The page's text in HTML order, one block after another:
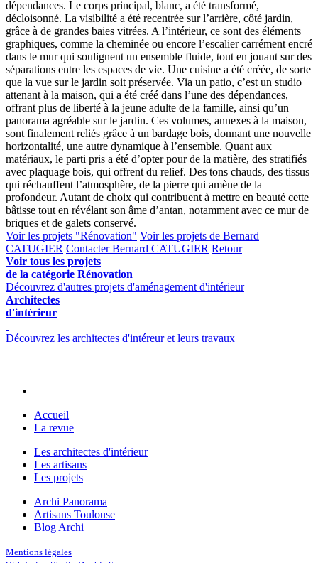
dépendances. Le corps principal, blanc, a été transformé,
décloisonné. La visibilité a été recentrée sur l’arrière, côté jardin,
grâce à de grandes baies vitrées. A l’intérieur, ce sont des éléments
graphiques, comme la cheminée ou encore l’escalier carrément encré
dans le mur qui soulignent un ensemble fluide, tout en jouant sur des
séparations entre les espaces de vie. Une cuisine a été créée, de sorte
que la vue sur le jardin soit préservée. Via un patio, c’est un studio
attenant à la maison, qui a été créé dans l’une des dépendances,
offrant plus de liberté à la jeune adulte de la famille, ainsi qu’un
panorama agréable sur le jardin. Ces volumes, annexes à la maison,
sont finalement reliés grâce à un bardage bois, donnant une nouvelle
horizontalité, une autre dynamique à l’ensemble. Quant aux
matériaux, le parti pris a été d’opter pour de la matière, des stratifiés
avec plaquage bois, qui offrent du relief. Des tons chauds, des tissus
qui réchauffent l’atmosphère, de la pierre qui amène de la
profondeur. Autant de choix qui contribuent à mettre en beauté cette
bâtisse tout en révélant son âme d’antan, notamment avec ce mur de
briques et de galets conservé.
Voir les projets "Rénovation" Voir les projets de Bernard
CATUGIER Contacter Bernard CATUGIER Retour
Voir tous les projets
de la catégorie Rénovation
Découvrez d'autres projets d'aménagement d'intérieur
Architectes
d'intérieur
Découvrez les architectes d'intéreur et leurs travaux
Accueil
La revue
Les architectes d'intérieur
Les artisans
Les projets
Archi Panorama
Artisans Toulouse
Blog Archi
Mentions légales